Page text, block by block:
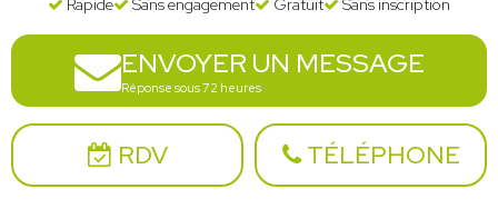
Rapide Sans engagement Gratuit Sans inscription
ENVOYER UN MESSAGE
Réponse sous 72 heures
RDV TÉLÉPHONE